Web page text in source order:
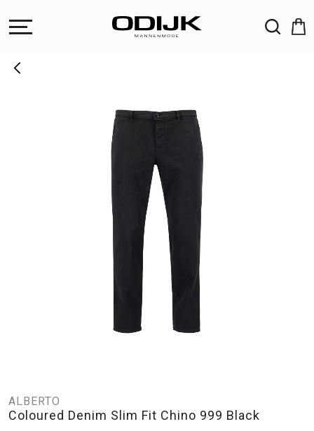
ALBERTO
Coloured Denim Slim Fit Chino 999 Black